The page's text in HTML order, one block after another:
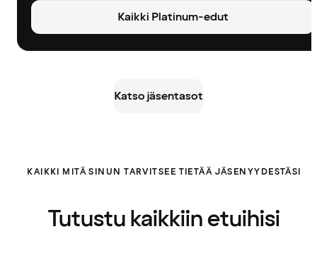
Kaikki Platinum-edut
Katso jäsentasot
KAIKKI MITÄ SINUN TARVITSEE TIETÄÄ JÄSENYYDESTÄSI
Tutustu kaikkiin etuihisi